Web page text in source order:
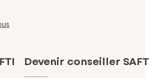
Devenir conseiller